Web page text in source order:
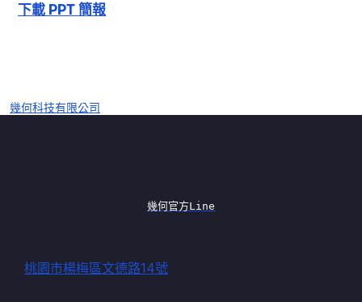
下載 PPT 簡報
幾何科技有限公司
幾何官方Line
桃園市楊梅區文德路14號